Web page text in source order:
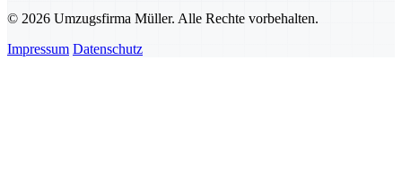
© 2026 Umzugsfirma Müller. Alle Rechte vorbehalten.
Impressum Datenschutz